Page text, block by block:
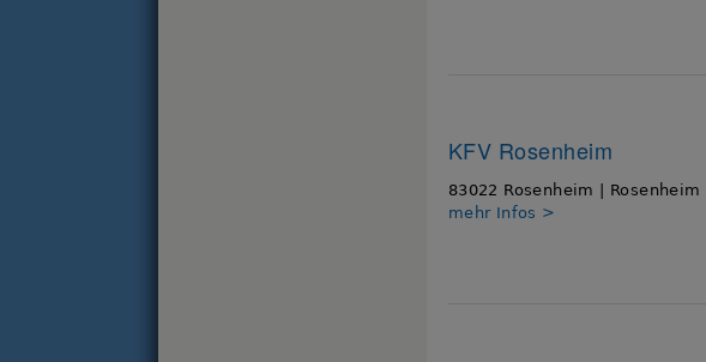
KFV Rosenheim
83022 Rosenheim | Rosenheim
mehr Infos >